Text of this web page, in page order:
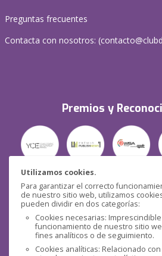
Utilizamos cookies.
Para garantizar el correcto
de nuestro sitio web, utilizamos
pueden dividir en dos categorías:
Cookies necesarias:
funcionamiento de nuestro sitio
fines analíticos o de seguimiento.
Cookies analíticas: Relacionado
Preguntas frecuentes
Contacta con nosotros: (
Premios y
Seguridad